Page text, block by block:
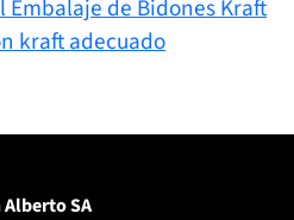
de Bidones Kraft
kraft adecuado
SA